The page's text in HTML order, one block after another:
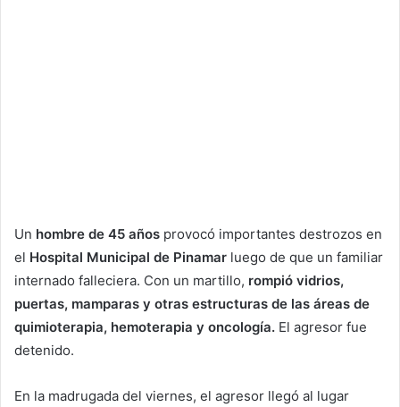
Un hombre de 45 años provocó importantes destrozos en
el Hospital Municipal de Pinamar luego de que un familiar
internado falleciera. Con un martillo, rompió vidrios,
puertas, mamparas y otras estructuras de las áreas de
quimioterapia, hemoterapia y oncología. El agresor fue
detenido.
En la madrugada del viernes, el agresor llegó al lugar